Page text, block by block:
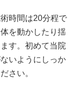
時間は20分程で
を動かしたり揺
す。初めて当院
いようにしっか
さい。